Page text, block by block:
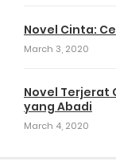
Novel Cinta:
March 3, 2020
Novel Terjerat
yang Abadi
March 4, 2020